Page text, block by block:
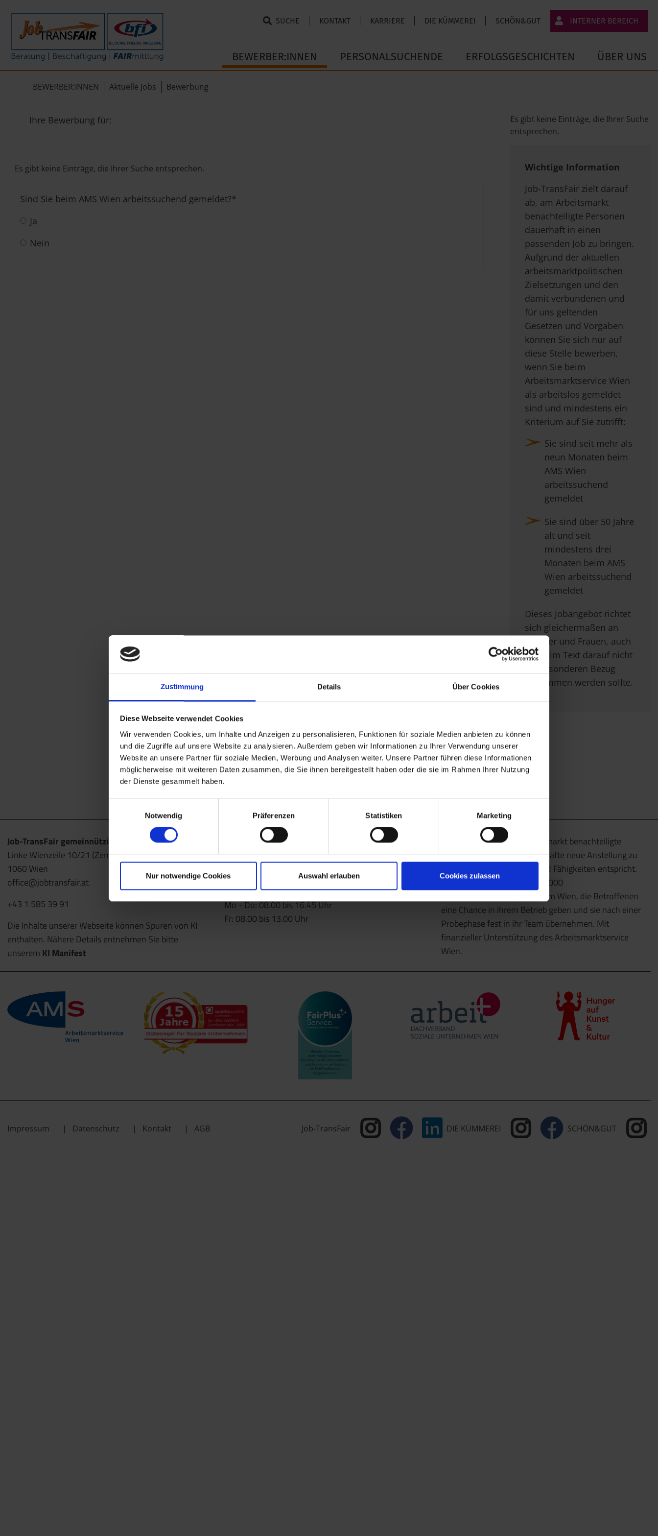
Zustimmung Details Über Cookies
Diese Webseite verwendet Cookies
Wir verwenden Cookies, um Inhalte und Anzeigen zu personalisieren, Funktionen für soziale Medien anbieten zu können
und die Zugriffe auf unsere Website zu analysieren. Außerdem geben wir Informationen zu Ihrer Verwendung unserer
Website an unsere Partner für soziale Medien, Werbung und Analysen weiter. Unsere Partner führen diese Informationen
möglicherweise mit weiteren Daten zusammen, die Sie ihnen bereitgestellt haben oder die sie im Rahmen Ihrer Nutzung
der Dienste gesammelt haben.
Notwendig
Präferenzen Statistiken Marketing
Nur notwendige Cookies Auswahl erlauben Cookies zulassen
INTERNER BEREICH
JobImpuls
KONTAKT KARRIERE DIE KÜMMEREI SCHÖN&GUT
SUCHE
BEWERBER:INNEN PERSONALSUCHENDE ERFOLGSGESCHICHTEN ÜBER UNS
BEWERBER:INNEN Aktuelle Jobs Bewerbung
Ihre Bewerbung für:
Es gibt keine Einträge, die Ihrer Suche entsprechen.
Sind Sie beim AMS Wien arbeitssuchend gemeldet?*
Ja
Nein
Es gibt keine Einträge, die Ihrer Suche
entsprechen.
Wichtige Information
Job-TransFair zielt darauf
ab, am Arbeitsmarkt
benachteiligte Personen
dauerhaft in einen
passenden Job zu bringen.
Aufgrund der aktuellen
arbeitsmarktpolitischen
Zielsetzungen und den
damit verbundenen und
für uns geltenden
Gesetzen und Vorgaben
können Sie sich nur auf
diese Stelle bewerben,
wenn Sie beim
Arbeitsmarktservice Wien
als arbeitslos gemeldet
sind und mindestens ein
Kriterium auf Sie zutrifft:
Sie sind seit mehr als
neun Monaten beim
AMS Wien
arbeitssuchend
gemeldet
Sie sind über 50 Jahre
alt und seit
mindestens drei
Monaten beim AMS
Wien arbeitssuchend
gemeldet
Dieses Jobangebot richtet
sich gleichermaßen an
Männer und Frauen, auch
wenn im Text darauf nicht
im Besonderen Bezug
genommen werden sollte.
Job-TransFair gemeinnützige GmbH
Linke Wienzeile 10/21 (Zentrale)
1060 Wien
office@jobtransfair.at
+43 1 585 39 91
Die Inhalte unserer Webseite können Spuren von KI
enthalten. Nähere Details entnehmen Sie bitte
unserem KI Manifest
Aktuelle Jobs
Standorte
Öffnungszeiten
Mo - Do: 08.00 bis 16.45 Uhr
Fr: 08.00 bis 13.00 Uhr
Wir unterstützen am Arbeitsmarkt benachteiligte
Menschen dabei, eine dauerhafte neue Anstellung zu
finden, die ihren Talenten und Fähigkeiten entspricht.
Dazu kooperieren wir mit 10.000
Partnerunternehmen im Raum Wien, die Betroffenen
eine Chance in ihrem Betrieb geben und sie nach einer
Probephase fest in ihr Team übernehmen. Mit
finanzieller Unterstützung des Arbeitsmarktservice
Wien.
Impressum Datenschutz Kontakt AGB Job-TransFair DIE KÜMMEREI SCHÖN&GUT
Mein Weg zum Job
Beratung
Beschäftigung
FAIRmittlung
ÜBER UNS
Leitbild
KI-Manifest
Ergebnisse
News
Standorte
Interner Bereich
JT-Portal
JobImpuls
Zeiterfassung